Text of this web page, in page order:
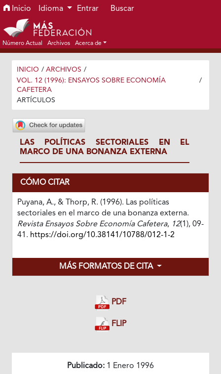
Ir al menú de navegación principal
Ir al contenido principal
Ir al pie de página del sitio
Inicio Idioma Entrar Buscar
Número Actual Archivos Acerca de
INICIO / ARCHIVOS /
VOL. 12 (1996): ENSAYOS SOBRE ECONOMÍA
CAFETERA
/
ARTÍCULOS
LAS POLÍTICAS SECTORIALES EN EL
MARCO DE UNA BONANZA EXTERNA
CÓMO CITAR
Puyana, A., & Thorp, R. (1996). Las políticas
sectoriales en el marco de una bonanza externa.
Revista Ensayos Sobre Economía Cafetera, 12(1), 09-
41. https://doi.org/10.38141/10788/012-1-2
MÁS FORMATOS DE CITA
PDF
FLIP
Publicado: 1 Enero 1996